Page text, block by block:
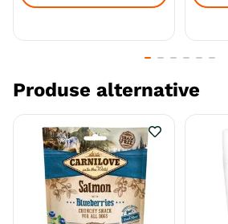
Produse alternative